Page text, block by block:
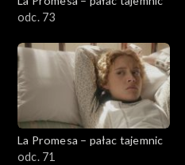
odc. 73
La Promesa – pałac tajemnic
odc. 71